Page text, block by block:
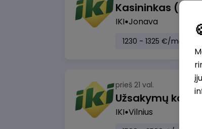
IKI Jonava
1230 - 1325 €/mėn.
prieš 21 val.
IKI Vilnius